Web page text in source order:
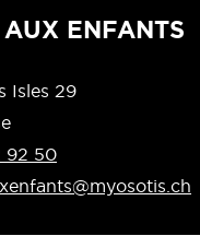
AUX ENFANTS
Isles 29
92 50